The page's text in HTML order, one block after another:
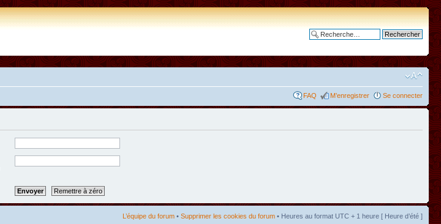
FAQ M’enregistrer Se connecter
L’équipe du forum • Supprimer les cookies du forum • Heures au format UTC + 1 heure [ Heure d’été ]